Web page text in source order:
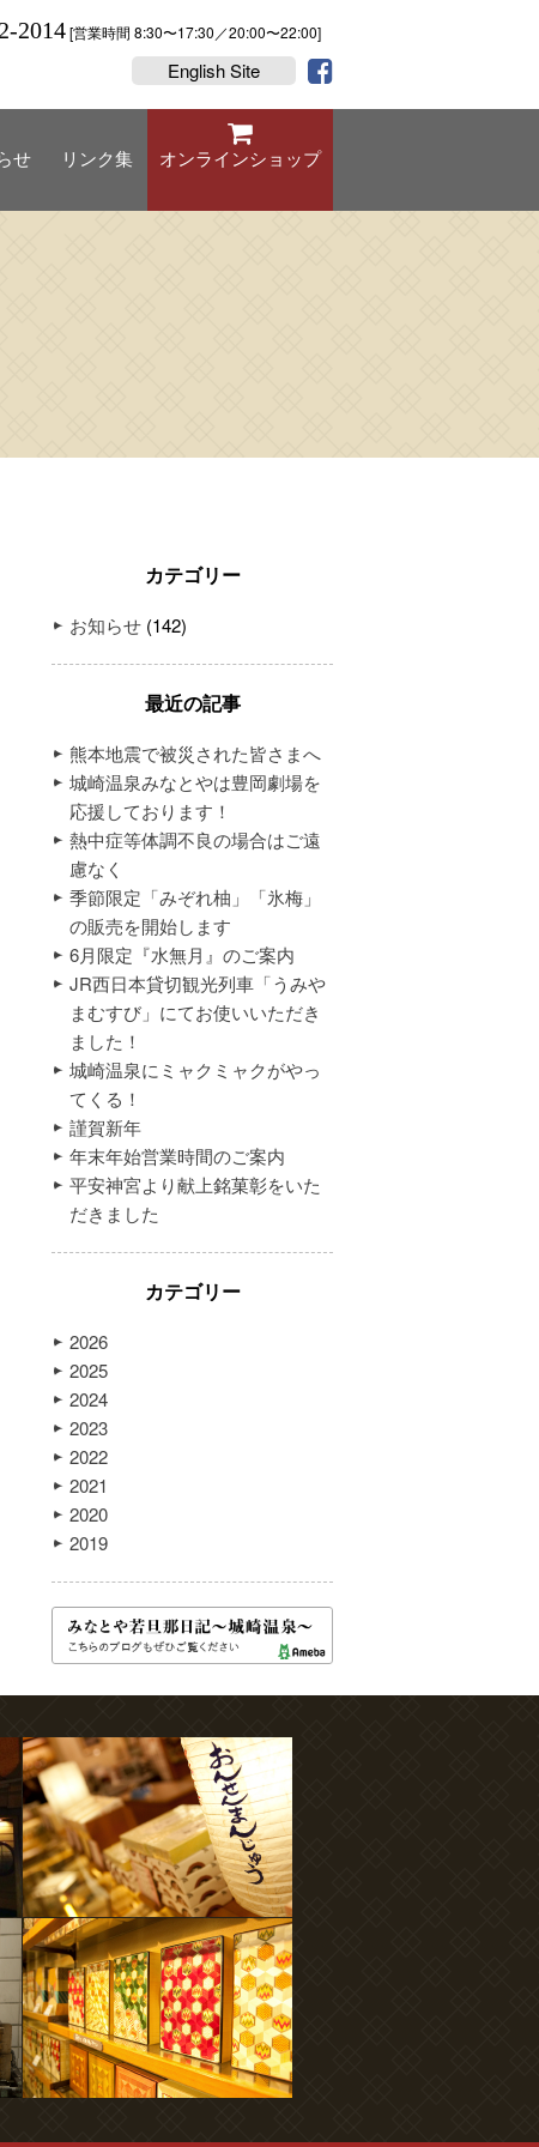
2014[営業時間 8:30〜17:30／20:00〜22:00]
English Site
せ リンク集 オンラインショップ
カテゴリー
お知らせ (142)
最近の記事
熊本地震で被災された皆さまへ
城崎温泉みなとやは豊岡劇場を
応援しております！
熱中症等体調不良の場合はご遠
慮なく
季節限定「みぞれ柚」「氷梅」
の販売を開始します
6月限定『水無月』のご案内
JR西日本貸切観光列車「うみや
まむすび」にてお使いいただき
ました！
城崎温泉にミャクミャクがやっ
てくる！
謹賀新年
年末年始営業時間のご案内
平安神宮より献上銘菓彰をいた
だきました
カテゴリー
2026
2025
2024
2023
2022
2021
2020
2019